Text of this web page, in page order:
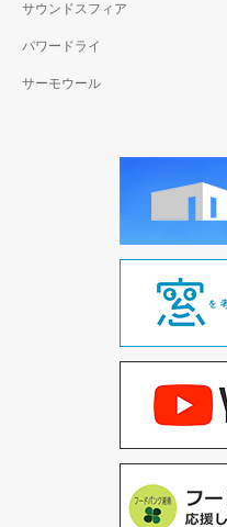
サウンドスフィア
パワードライ
サーモウール